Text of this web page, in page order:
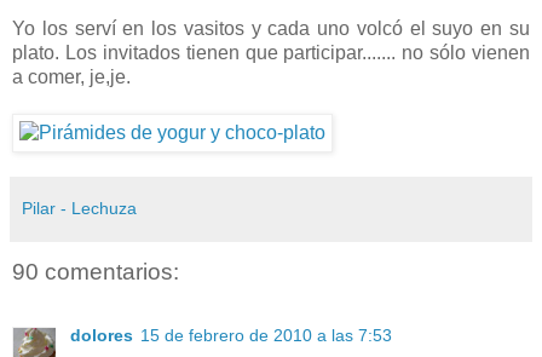
Yo los serví en los vasitos y cada uno volcó el suyo en su
plato. Los invitados tienen que participar....... no sólo vienen
a comer, je,je.
Pilar - Lechuza
90 comentarios:
dolores 15 de febrero de 2010 a las 7:53